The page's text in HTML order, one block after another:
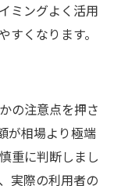
ミングよく活用
くなります。
の注意点を押さ
が相場より極端
重に判断しまし
実際の利用者の